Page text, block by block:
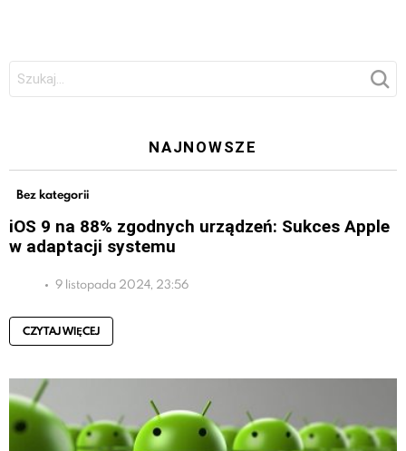
Szukaj:
NAJNOWSZE
Bez kategorii
iOS 9 na 88% zgodnych urządzeń: Sukces Apple
w adaptacji systemu
9 listopada 2024, 23:56
CZYTAJ WIĘCEJ